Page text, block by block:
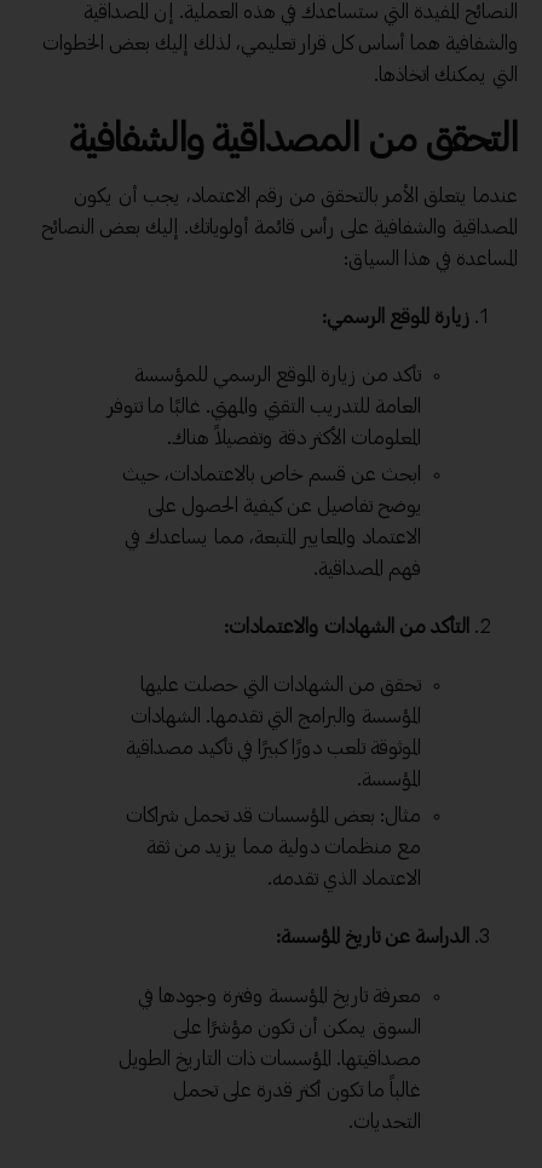
النصائح المفيدة التي ستساعدك في هذه العملية. إن المصداقية
والشفافية هما أساس كل قرار تعليمي، لذلك إليك بعض الخطوات
التي يمكنك اتخاذها.
التحقق من المصداقية والشفافية
عندما يتعلق الأمر بالتحقق من رقم الاعتماد، يجب أن يكون
المصداقية والشفافية على رأس قائمة أولوياتك. إليك بعض النصائح
المساعدة في هذا السياق:
زيارة الموقع الرسمي:
تأكد من زيارة الموقع الرسمي للمؤسسة
العامة للتدريب التقني والمهني. غالبًا ما تتوفر
المعلومات الأكثر دقة وتفصيلاً هناك.
ابحث عن قسم خاص بالاعتمادات، حيث
يوضح تفاصيل عن كيفية الحصول على
الاعتماد والمعايير المتبعة، مما يساعدك في
فهم المصداقية.
التأكد من الشهادات والاعتمادات:
تحقق من الشهادات التي حصلت عليها
المؤسسة والبرامج التي تقدمها. الشهادات
الموثوقة تلعب دورًا كبيرًا في تأكيد مصداقية
المؤسسة.
مثال: بعض المؤسسات قد تحمل شراكات
مع منظمات دولية مما يزيد من ثقة
الاعتماد الذي تقدمه.
الدراسة عن تاريخ المؤسسة:
معرفة تاريخ المؤسسة وفترة وجودها في
السوق يمكن أن تكون مؤشرًا على
مصداقيتها. المؤسسات ذات التاريخ الطويل
غالباً ما تكون أكثر قدرة على تحمل
التحديات.